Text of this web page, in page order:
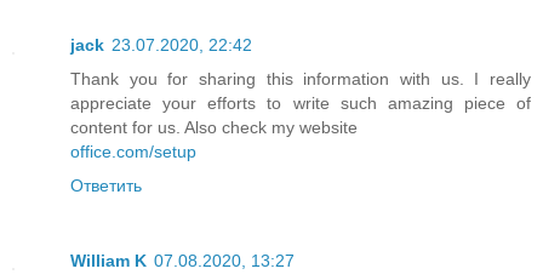
jack 23.07.2020, 22:42
Thank you for sharing this information with us. I really
appreciate your efforts to write such amazing piece of
content for us. Also check my website
office.com/setup
Ответить
William K 07.08.2020, 13:27